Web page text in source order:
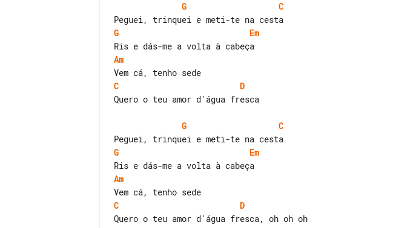
G
C
G
Em
Am
C
D
Quero o teu amor d'água fresca
G
C
G
Em
Am
C
D
Quero o teu amor d'água fresca, oh oh oh